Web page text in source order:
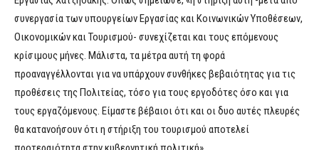
συνεργασία των υπουργείων Εργασίας και Κοινωνικών Υποθέσεων,
Οικονομικών και Τουρισμού- συνεχίζεται και τους επόμενους
κρίσιμους μήνες. Μάλιστα, τα μέτρα αυτή τη φορά
προαναγγέλλονται για να υπάρχουν συνθήκες βεβαιότητας για τις
προθέσεις της Πολιτείας, τόσο για τους εργοδότες όσο και για
τους εργαζόμενους. Είμαστε βέβαιοι ότι και οι δυο αυτές πλευρές
θα κατανοήσουν ότι η στήριξη του τουρισμού αποτελεί